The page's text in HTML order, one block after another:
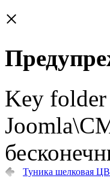
×
Key folder
Туника шелковая